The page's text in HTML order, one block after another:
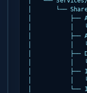
│       └──
│           ├──
│           │
│           ├──
│           │   └──
│           ├──
│           │   └──
│           ├──
│           │
│           └──